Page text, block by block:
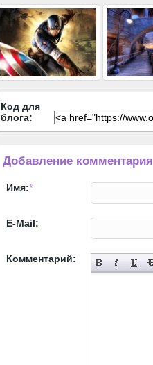
Код для
блога:
Добавление комментария
Имя:*
E-Mail:
Комментарий: